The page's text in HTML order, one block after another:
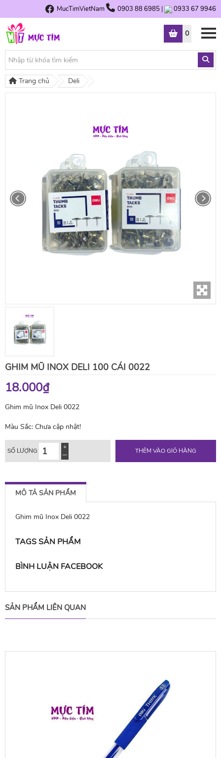
MucTimVietNam 0903 88 6985 | 0933 67 9946
0
Trang chủ Deli
GHIM MŨ INOX DELI 100 CÁI 0022
18.000₫
Ghim mũ Inox Deli 0022
Màu Sắc: Chưa cập nhật!
SỐ LƯỢNG THÊM VÀO GIỎ HÀNG
MÔ TẢ SẢN PHẨM
Ghim mũ Inox Deli 0022
TAGS SẢN PHẨM
BÌNH LUẬN FACEBOOK
SẢN PHẨM LIÊN QUAN